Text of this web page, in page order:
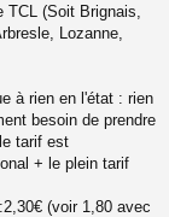
(Soit Brignais,
Lozanne,
à rien en l'état : rien
besoin de prendre
tarif est
+ le plein tarif
(voir 1,80 avec